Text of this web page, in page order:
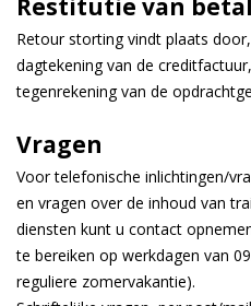
Restitutie van
Retour storting vindt plaats
dagtekening van de
tegenrekening van de
Vragen
Voor telefonische inlichtingen/
en vragen over de inhoud van
diensten kunt u contact
te bereiken op werkdagen van
reguliere zomervakantie).